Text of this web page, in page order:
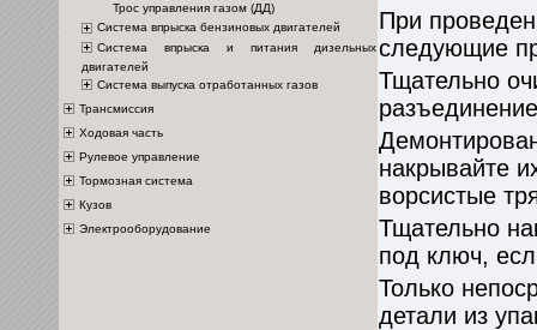
Трос управления газом (ДД)
Система впрыска бензиновых двигателей
Система впрыска и питания дизельных
двигателей
Система выпуска отработанных газов
Трансмиссия
Ходовая часть
Рулевое управление
Тормозная система
Кузов
Электрооборудование
При
следующие
Тщательно
накрывайте
ворсистые
Тщательно
под ключ,
Только
детали из